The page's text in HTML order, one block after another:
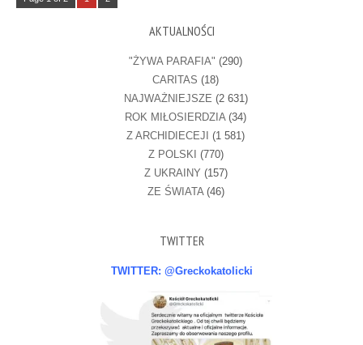
AKTUALNOŚCI
"ŻYWA PARAFIA" (290)
CARITAS (18)
NAJWAŻNIEJSZE (2 631)
ROK MIŁOSIERDZIA(34)
Z ARCHIDIECEJI (1 581)
Z POLSKI (770)
Z UKRAINY (157)
ZE ŚWIATA(46)
TWITTER
TWITTER: @Greckokatolicki